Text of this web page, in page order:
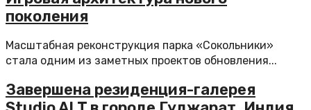
поколения
Масштабная реконструкция парка «Сокольники»
стала одним из заметных проектов обновления...
Завершена резиденция-галерея